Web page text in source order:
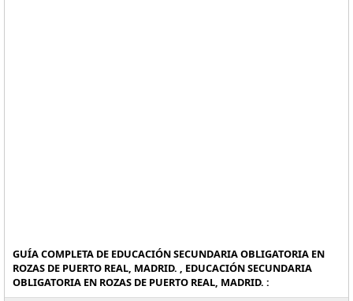
GUÍA COMPLETA DE EDUCACIÓN SECUNDARIA OBLIGATORIA EN
ROZAS DE PUERTO REAL, MADRID. , EDUCACIÓN SECUNDARIA
OBLIGATORIA EN ROZAS DE PUERTO REAL, MADRID. :